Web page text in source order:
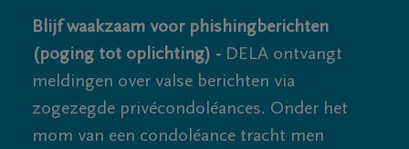
Blijf waakzaam voor phishingberichten
(poging tot oplichting) - DELA ontvangt
meldingen over valse berichten via
zogezegde privécondoléances. Onder het
mom van een condoléance tracht men